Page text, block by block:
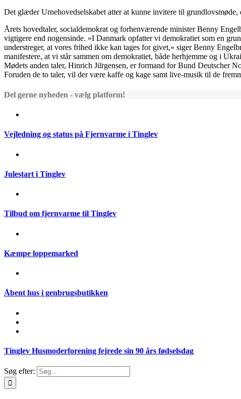
Det glæder Urnehovedselskabet atter at kunne invitere til
Årets hovedtaler, socialdemokrat og forhenværende minister Benny
vigtigere end nogensinde. »I Danmark opfatter vi demokratiet som en
understreger, at vores frihed ikke kan tages for givet,« siger Benny
manifestere, at vi står sammen om demokratiet, både herhjemme og i
Mødets anden taler, Hinrich Jü̈rgensen, er formand for Bund Deutscher
Foruden de to taler, vil der være kaffe og kage samt live-musik til de
Del gerne nyheden - vælg platform!
Vejledning og status på Fjernvarme i Tinglev
Julestart i Tinglev
Tilbud om fjernvarme til Tinglev
Kæmpe loppemarked
Åbent hus i genbrugsbutikken
Tinglev Husmoderforening fejrede sin 90 års fødselsdag
Søg efter: